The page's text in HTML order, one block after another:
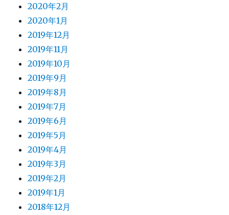
2020年2月
2020年1月
2019年12月
2019年11月
2019年10月
2019年9月
2019年8月
2019年7月
2019年6月
2019年5月
2019年4月
2019年3月
2019年2月
2019年1月
2018年12月